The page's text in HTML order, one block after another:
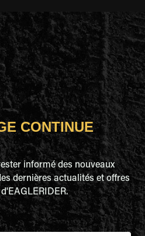
CONTINUE
informé des nouveaux
dernières actualités et offres